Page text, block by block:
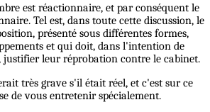
est réactionnaire, et par conséquent le
Tel est, dans toute cette discussion, le
présenté sous différentes formes,
et qui doit, dans l'intention de
leur réprobation contre le cabinet.
très grave s'il était réel, et c'est sur ce
de vous entretenir spécialement.